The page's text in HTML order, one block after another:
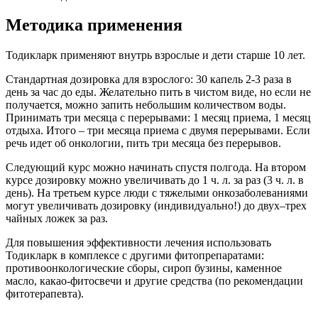
Методика применения
Тодикларк применяют внутрь взрослые и дети старше 10 лет.
Стандартная дозировка для взрослого: 30 капель 2-3 раза в
день за час до еды. Желательно пить в чистом виде, но если не
получается, можно запить небольшим количеством воды.
Принимать три месяца с перерывами: 1 месяц приема, 1 месяц
отдыха. Итого – три месяца приема с двумя перерывами. Если
речь идет об онкологии, пить три месяца без перерывов.
Следующий курс можно начинать спустя полгода. На втором
курсе дозировку можно увеличивать до 1 ч. л. за раз (3 ч. л. в
день). На третьем курсе люди с тяжелыми онкозаболеваниями
могут увеличивать дозировку (индивидуально!) до двух–трех
чайных ложек за раз.
Для повышения эффективности лечения использовать
Тодикларк в комплексе с другими фитопрепаратами:
противоонкологические сборы, сироп бузины, каменное
масло, какао-фитосвечи и другие средства (по рекомендации
фитотерапевта).